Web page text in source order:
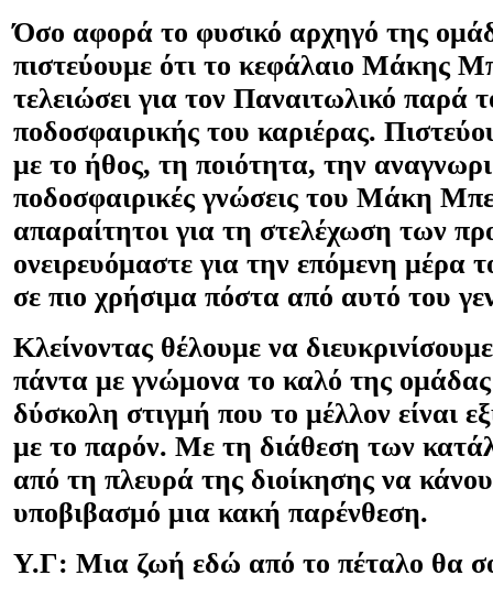
Όσο αφορά το φυσικό αρχηγό της
πιστεύουμε ότι το κεφάλαιο Μάκης
τελειώσει για τον Παναιτωλικό παρά
ποδοσφαιρικής του καριέρας.
με το ήθος, τη ποιότητα, την
ποδοσφαιρικές γνώσεις του Μάκη
απαραίτητοι για τη στελέχωση των
ονειρευόμαστε για την επόμενη μέρα
σε πιο χρήσιμα πόστα από αυτό του
Κλείνοντας θέλουμε να
πάντα με γνώμονα το καλό της
δύσκολη στιγμή που το μέλλον είναι
με το παρόν. Με τη διάθεση των
από τη πλευρά της διοίκησης να
υποβιβασμό μια κακή παρένθεση.
Υ.Γ: Μια ζωή εδώ από το πέταλο θα